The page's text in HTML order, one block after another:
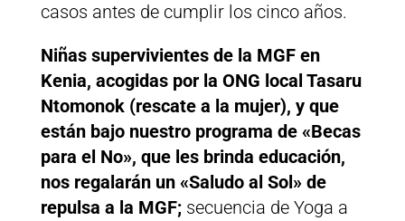
casos antes de cumplir los cinco años.
Niñas supervivientes de la MGF en
Kenia, acogidas por la ONG local Tasaru
Ntomonok (rescate a la mujer), y que
están bajo nuestro programa de «Becas
para el No», que les brinda educación,
nos regalarán un «Saludo al Sol» de
repulsa a la MGF;secuencia de Yoga a